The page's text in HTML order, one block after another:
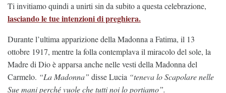
Ti invitiamo quindi a unirti sin da subito a questa celebrazione,
lasciando le tue intenzioni di preghiera.
Durante l’ultima apparizione della Madonna a Fatima, il 13
ottobre 1917, mentre la folla contemplava il miracolo del sole, la
Madre di Dio è apparsa anche nelle vesti della Madonna del
Carmelo. “La Madonna” disse Lucia “teneva lo Scapolare nelle
Sue mani perché vuole che tutti noi lo portiamo”.